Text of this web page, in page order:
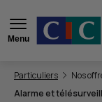
Menu
Vous êtes ici:
Particuliers Nos
Alarme et